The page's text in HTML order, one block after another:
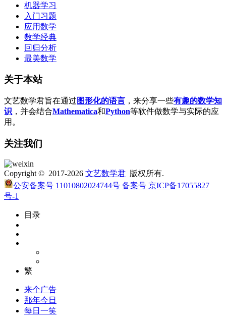
机器学习
入门习题
应用数学
数学经典
回归分析
最美数学
关于本站
文艺数学君旨在通过 图形化的语言 ，来分享一些有趣的数学知
识 ，并会结合Mathematica和Python等软件做数学与实际的应
用。
关注我们
Copyright © 2017-2026 文艺数学君 版权所有.
公安备案号 11010802024744号 备案号 京ICP备17055827
号-1
目录
繁
来个广告
那年今日
每日一笑